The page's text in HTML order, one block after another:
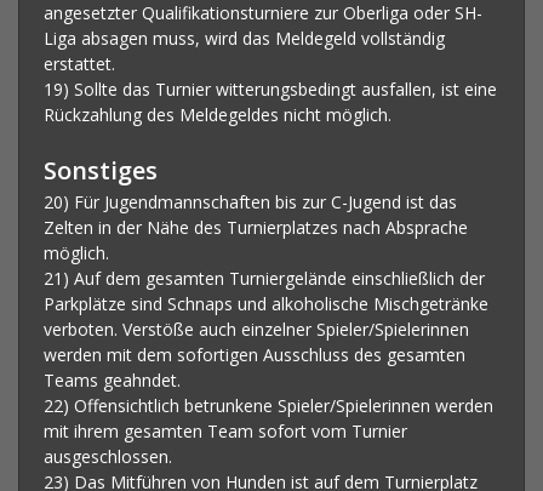
angesetzter Qualifikationsturniere zur Oberliga oder SH-
Liga absagen muss, wird das Meldegeld vollständig
erstattet.
19) Sollte das Turnier witterungsbedingt ausfallen, ist eine
Rückzahlung des Meldegeldes nicht möglich.
Sonstiges
20) Für Jugendmannschaften bis zur C-Jugend ist das
Zelten in der Nähe des Turnierplatzes nach Absprache
möglich.
21) Auf dem gesamten Turniergelände einschließlich der
Parkplätze sind Schnaps und alkoholische Mischgetränke
verboten. Verstöße auch einzelner Spieler/Spielerinnen
werden mit dem sofortigen Ausschluss des gesamten
Teams geahndet.
22) Offensichtlich betrunkene Spieler/Spielerinnen werden
mit ihrem gesamten Team sofort vom Turnier
ausgeschlossen.
23) Das Mitführen von Hunden ist auf dem Turnierplatz